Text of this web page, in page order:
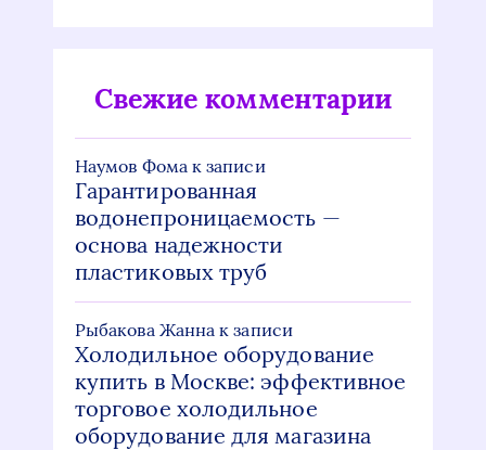
Свежие комментарии
Наумов Фомак записи
Гарантированная
водонепроницаемость —
основа надежности
пластиковых труб
Рыбакова Жанна к записи
Холодильное оборудование
купить в Москве: эффективное
торговое холодильное
оборудование для магазина